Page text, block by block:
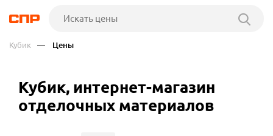
Кубик — Цены
Кубик, интернет-магазин
отделочных материалов